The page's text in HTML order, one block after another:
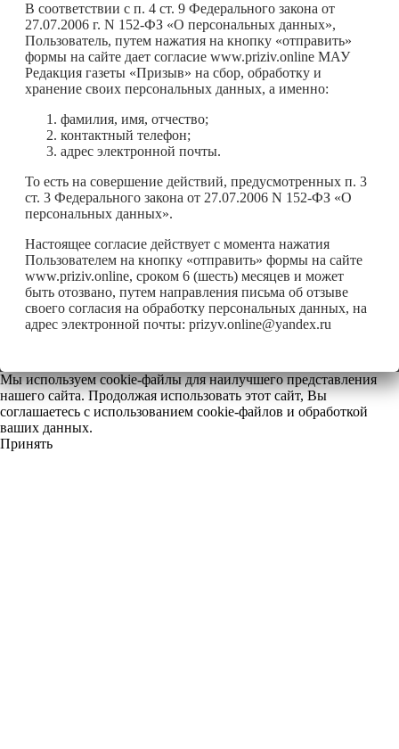
В соответствии с п. 4 ст. 9 Федерального закона от
27.07.2006 г. N 152-ФЗ «О персональных данных»,
Пользователь, путем нажатия на кнопку «отправить»
формы на сайте дает согласие www.priziv.online МАУ
Редакция газеты «Призыв» на сбор, обработку и
хранение своих персональных данных, а именно:
фамилия, имя, отчество;
контактный телефон;
адрес электронной почты.
То есть на совершение действий, предусмотренных п. 3
ст. 3 Федерального закона от 27.07.2006 N 152-ФЗ «О
персональных данных».
Настоящее согласие действует с момента нажатия
Пользователем на кнопку «отправить» формы на сайте
www.priziv.online, сроком 6 (шесть) месяцев и может
быть отозвано, путем направления письма об отзыве
своего согласия на обработку персональных данных, на
адрес электронной почты: prizyv.online@yandex.ru
Мы используем cookie-файлы для наилучшего представления
нашего сайта. Продолжая использовать этот сайт, Вы
соглашаетесь с использованием cookie-файлов и обработкой
ваших данных.
Принять